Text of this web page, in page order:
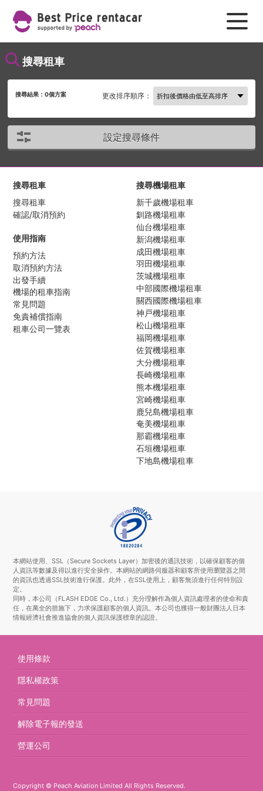
搜尋租車
搜尋結果：0個方案 更改排序順序：
設定搜尋條件
搜尋租車
搜尋租車
確認/取消預約
使用指南
預約方法
取消預約方法
出發手續
機場的租車指南
常見問題
免責補償指南
租車公司一覽表
搜尋機場租車
新千歲機場租車
釧路機場租車
仙台機場租車
新潟機場租車
成田機場租車
羽田機場租車
茨城機場租車
中部國際機場租車
關西國際機場租車
神戸機場租車
松山機場租車
福岡機場租車
佐賀機場租車
大分機場租車
長崎機場租車
熊本機場租車
宮崎機場租車
鹿兒島機場租車
奄美機場租車
那霸機場租車
石垣機場租車
下地島機場租車
本網站使用、SSL（Secure Sockets Layer）加密後的通訊技術，以確保顧客的個
人資訊等數據及得以進行安全操作。本網站的網路伺服器和顧客所使用瀏覽器之間
的資訊也透過SSL技術進行保護。此外，在SSL使用上，顧客無須進行任何特別設
定。
同時，本公司（FLASH EDGE Co., Ltd.）充分理解作為個人資訊處理者的使命和責
任，在萬全的措施下，力求保護顧客的個人資訊。本公司也獲得一般財團法人日本
情報經濟社會推進協會的個人資訊保護標章的認證。
使用條款
隱私權政策
常見問題
解除電子報的發送
營運公司
Copyright © Peach Aviation Limited All Rights Reserved.